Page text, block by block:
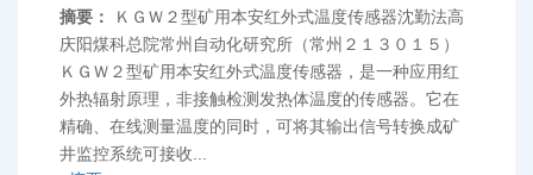
摘要：
ＫＧＷ２型矿用本安红外式温度传感器沈勤法高
庆阳煤科总院常州自动化研究所（常州２１３０１５）
ＫＧＷ２型矿用本安红外式温度传感器，是一种应用红
外热辐射原理，非接触检测发热体温度的传感器。它在
精确、在线测量温度的同时，可将其输出信号转换成矿
井监控系统可接收...